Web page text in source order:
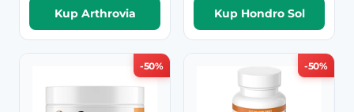
Kup Arthrovia Kup Hondro Sol
-50% -50%